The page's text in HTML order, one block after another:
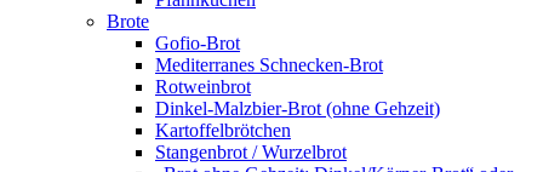
Brote
Gofio-Brot
Mediterranes Schnecken-Brot
Rotweinbrot
Dinkel-Malzbier-Brot (ohne Gehzeit)
Kartoffelbrötchen
Stangenbrot / Wurzelbrot